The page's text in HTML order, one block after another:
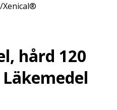
/Xenical®
hård 120